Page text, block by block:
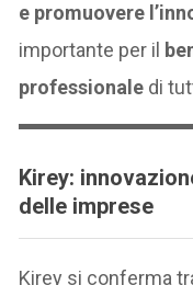
e promuovere
importante per il
professionale di
Kirey:
delle imprese
Kirey si conferma